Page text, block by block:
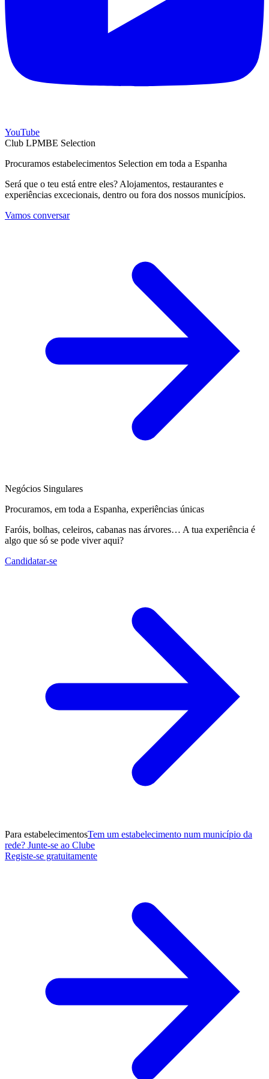
YouTube
Club LPMBE Selection
Procuramos estabelecimentos Selection em toda a Espanha
Será que o teu está entre eles? Alojamentos, restaurantes e
experiências excecionais, dentro ou fora dos nossos municípios.
Vamos conversar
Negócios Singulares
Procuramos, em toda a Espanha, experiências únicas
Faróis, bolhas, celeiros, cabanas nas árvores… A tua experiência é
algo que só se pode viver aqui?
Candidatar-se
Para estabelecimentosTem um estabelecimento num município da
rede? Junte-se ao Clube
Registe-se gratuitamente